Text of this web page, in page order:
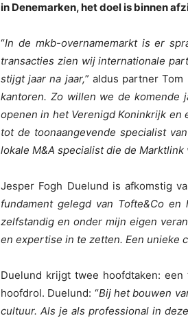
in Denemarken, het doel is binnen
“In de mkb-overnamemarkt is er
transacties zien wij internationale
stijgt jaar na jaar,” aldus partner
kantoren. Zo willen we de komende
openen in het Verenigd Koninkrijk
tot de toonaangevende specialist
lokale M&A specialist die de
Jesper Fogh Duelund is afkomstig
fundament gelegd van Tofte&Co
zelfstandig en onder mijn eigen
en expertise in te zetten. Een unieke
Duelund krijgt twee hoofdtaken:
hoofdrol. Duelund: “Bij het bouwen
cultuur. Als je als professional in